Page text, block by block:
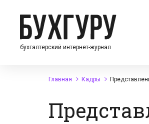
бухгалтерский интернет-журнал
Главная Кадры